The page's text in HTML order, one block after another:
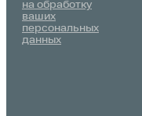
на обработку
ваших
персональных
данных